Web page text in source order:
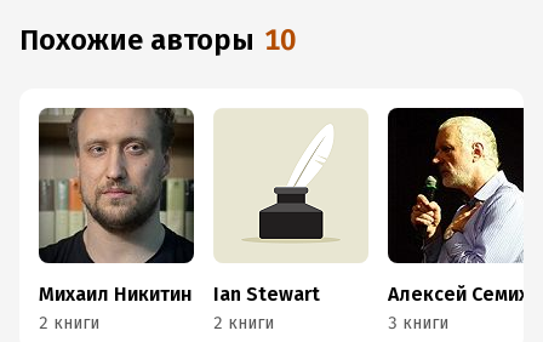
Похожие авторы 10
Михаил Никитин
2 книги
Ian Stewart
2 книги 3 книги